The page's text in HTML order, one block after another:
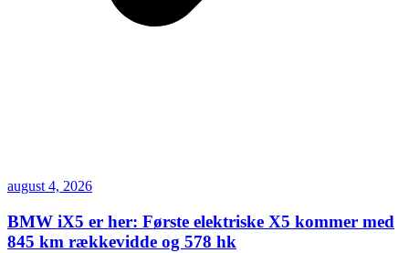
august 4, 2026
BMW iX5 er her: Første elektriske X5 kommer med
845 km rækkevidde og 578 hk